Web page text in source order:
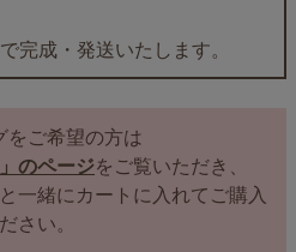
完成・発送いたします。
をご希望の方は
のページをご覧いただき、
一緒にカートに入れてご購入
さい。